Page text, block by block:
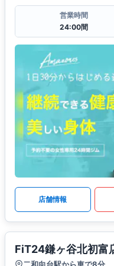
営業時間
24:00間
店舗情報
FiT24鎌ヶ谷北初富